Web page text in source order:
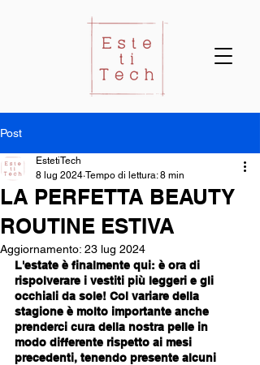
Post
LA PERFETTA BEAUTY
ROUTINE ESTIVA
EstetiTech
8 lug 2024 Tempo di lettura: 8 min
Aggiornamento: 23 lug 2024
L'estate è finalmente qui: è ora di
rispolverare i vestiti più leggeri e gli
occhiali da sole! Col variare della
stagione è molto importante anche
prenderci cura della nostra pelle in
modo differente rispetto ai mesi
precedenti, tenendo presente alcuni